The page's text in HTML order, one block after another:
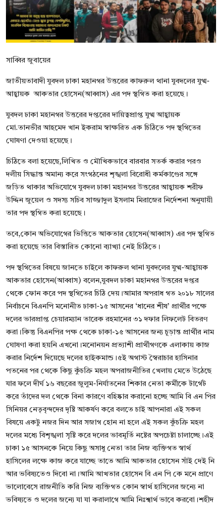
বিনোদন
বাণিজ্য
শিল্প ও সাহিত্য
জাতীয়
Bangla
সাব্বির জুবায়ের
জাতীয়তাবাদী যুবদল ঢাকা মহানগর উত্তরের কাফরুল থানা যুবদলের যুগ্ম-
আহ্বায়ক আকতার হোসেন(আব্বাস) এর পদ স্থগিত করা হয়েছে।
যুবদল ঢাকা মহানগর উত্তরের দপ্তরের দায়িত্বপ্রাপ্ত যুগ্ম আহ্বায়ক
মো.তানভীর আহমেদ খান ইকরাম স্বাক্ষরিত এক চিঠিতে পদ স্থগিতের
ঘোষণা দেওয়া হয়েছে।
চিঠিতে বলা হয়েছে,লিখিত ও মৌখিকভাবে বারবার সতর্ক করার পরও
দলীয় সিদ্ধান্ত অমান্য করে সংগঠনের শৃঙ্খলা বিরোধী কর্মকাণ্ডের সঙ্গে
জড়িত থাকার অভিযোগে যুবদল ঢাকা মহানগর উত্তরের আহ্বায়ক শরীফ
উদ্দিন জুয়েল ও সদস্য সচিব সাজ্জাদুল ইসলাম মিরাজের নির্দেশনা অনুযায়ী
তার পদ স্থগিত করা হয়েছে।
তবে,কোন অভিযোগের ভিত্তিতে আকতার হোসেন(আব্বাস) এর পদ স্থগিত
করা হয়েছে তার বিস্তারিত কোনো ব্যাখ্যা নেই চিঠিতে।
পদ স্থগিতের বিষয়ে জানতে চাইলে কাফরুল থানা যুবদলের যুগ্ম-আহ্বায়ক
আকতার হোসেন(আব্বাস) বলেন,যুবদল ঢাকা মহানগর উত্তরের দপ্তর
থেকে ফোন করে পদ স্থগিতের চিঠি দেয়।আমার অপরাধ গত ২০১৮ সালের
নির্বাচনে বিএনপি মনোনীত ঢাকা-১৫ আসনের ‘ধানের শীষ’ প্রার্থীর পক্ষে
দলের ভারপ্রাপ্ত চেয়ারম্যান তারেক রহমানের ৩১ দফার লিফলেট বিতরণ
করা।কিন্তু বিএনপির পক্ষ থেকে ঢাকা-১৫ আসনের জন্য চূড়ান্ত প্রার্থীর নাম
ঘোষণা করা হয়নি এখনো।মনোনয়ন প্রত্যাশী প্রার্থীগণকে এলাকায় কাজ
করার নির্দেশ দিয়েছে দলের হাইকমান্ড।৫ই অগাস্ট স্বৈরাচার হাসিনার
পতনের পর থেকে কিছু কুঁচক্রি মহল অপরাজনীতির খেলায় মেতে উঠেছে
যার ফলে দীর্ঘ ১৬ বছরের জুলুম-নির্যাতনের শিকার নেতা কর্মীকে টার্গেট
করে তাঁদের দল থেকে বিনা কারণে বহিষ্কার করানো হচ্ছে আমি বি এন পির
সিনিয়র নেতৃবৃন্দদের দৃষ্টি আকর্ষণ করে বলতে চাই আপনারা এই সকল
বিষয়ে একটু নজর দিন আর সজাগ হোন না হলে এই সকল কুঁচক্রি মহল
দলের মধ্যে বিশৃঙ্খলা সৃষ্টি করে দলের ভাবমূর্তি নষ্টের অপচেষ্টা চালাচ্ছে।এই
ঢাকা ১৫ আসনকে নিয়ে কিছু অসাধু নেতা তার নিজ ব্যক্তিগত স্বার্থ
হাসিলের লক্ষে কাজ করে যাচ্ছে তাতে আমি আকতার হোসেন সাঁই দেই নি
আর ভবিষ্যতেও দিবো না।আমি আখতার হোসেন বি এন পি কে মনে প্রাণে
ভালোবেসে রাজনীতি করি নিজ ব্যক্তিগত কোন স্বার্থ হাসিলের জন্যে না
ভবিষ্যতে ও দলের জন্যে যা যা করালাগে আমি নিঃশ্বার্থ ভাবে করবো।শহীদ